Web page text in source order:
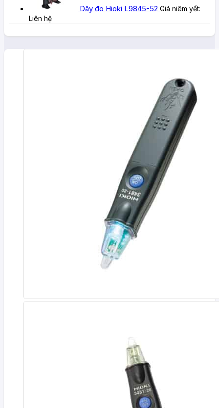
Dây đo Hioki L9845-52 Giá niêm yết:
Liên hệ